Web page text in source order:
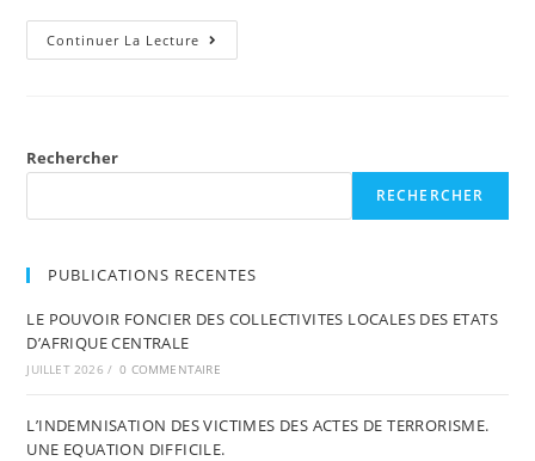
Continuer La Lecture Le
Principe
Au
Rechercher
RECHERCHER
PUBLICATIONS RECENTES
LE POUVOIR FONCIER DES COLLECTIVITES LOCALES DES ETATS
D’AFRIQUE CENTRALE
JUILLET 2026 / 0 COMMENTAIRE
L’INDEMNISATION DES VICTIMES DES ACTES DE TERRORISME.
UNE EQUATION DIFFICILE.